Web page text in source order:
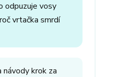
odpuzuje vosy
vrtačka smrdí
krok za